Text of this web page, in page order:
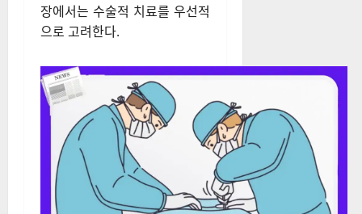
녹이는 방법을 고려할 수 있지
만, 이 역시 충수염 재발 가능성
충수염 수술은 한 번의 치료로
염증을 완전히 제거하고 재발
및 합병증 위험을 줄일 수 있으
며, 수술 시간도 짧고 비용 부담
도 적은 편이다. 따라서 의료 현
장에서는 수술적 치료를 우선적
으로 고려한다.